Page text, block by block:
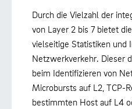
Durch die Vielzahl der
von Layer 2 bis 7 bietet
vielseitige Statistiken und
Netzwerkverkehr. Dieser
beim Identifizieren von
Microbursts auf L2, TCP-
bestimmten Host auf L4